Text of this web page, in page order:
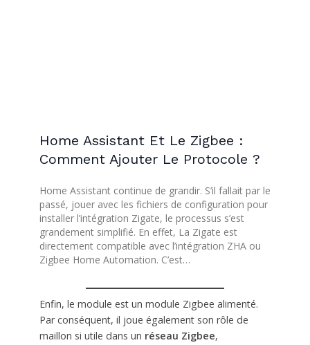
Home Assistant Et Le Zigbee :
Comment Ajouter Le Protocole ?
Home Assistant continue de grandir. S’il fallait par le
passé, jouer avec les fichiers de configuration pour
installer l’intégration Zigate, le processus s’est
grandement simplifié. En effet, La Zigate est
directement compatible avec l’intégration ZHA ou
Zigbee Home Automation. C’est…
Enfin, le module est un module Zigbee alimenté.
Par conséquent, il joue également son rôle de
maillon si utile dans un réseau Zigbee,